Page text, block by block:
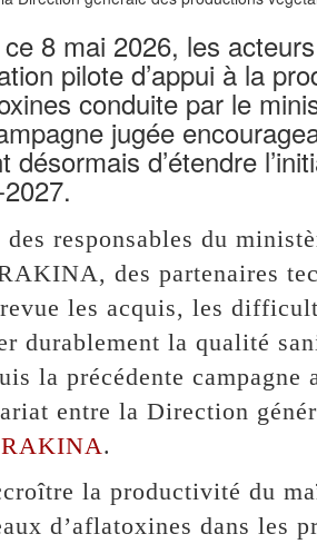
8 mai 2026, les
pilote d’appui à la
conduite par le
jugée
d’étendre
responsables du
des partenaires
les acquis, les
durablement la qualité
la précédente campagne
entre la Direction
.
la productivité du
d’aflatoxines dans les